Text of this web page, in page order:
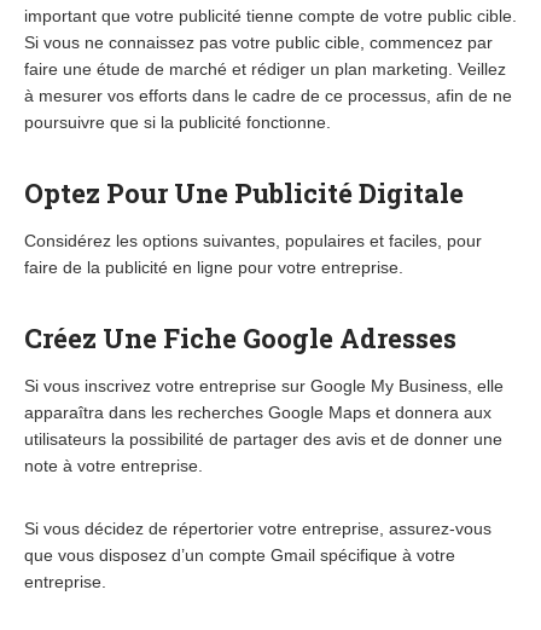
important que votre publicité tienne compte de votre public cible.
Si vous ne connaissez pas votre public cible, commencez par
faire une étude de marché et rédiger un plan marketing. Veillez
à mesurer vos efforts dans le cadre de ce processus, afin de ne
poursuivre que si la publicité fonctionne.
Optez Pour Une Publicité Digitale
Considérez les options suivantes, populaires et faciles, pour
faire de la publicité en ligne pour votre entreprise.
Créez Une Fiche Google Adresses
Si vous inscrivez votre entreprise sur Google My Business, elle
apparaîtra dans les recherches Google Maps et donnera aux
utilisateurs la possibilité de partager des avis et de donner une
note à votre entreprise.
Si vous décidez de répertorier votre entreprise, assurez-vous
que vous disposez d’un compte Gmail spécifique à votre
entreprise.